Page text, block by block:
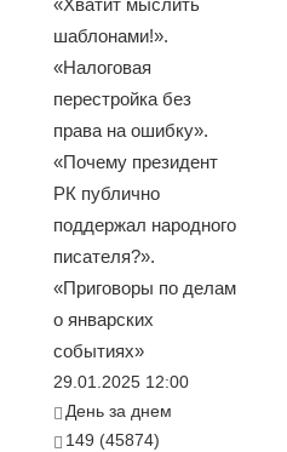
«Хватит мыслить
шаблонами!».
«Налоговая
перестройка без
права на ошибку».
«Почему президент
РК публично
поддержал народного
писателя?».
«Приговоры по делам
о январских
событиях»
29.01.2025 12:00
День за днем
149 (45874)